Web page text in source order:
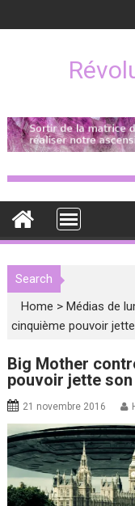
to
Search
Home >Médias de
cinquième pouvoir
Big Mother
pouvoir jette
21 novembre 2016